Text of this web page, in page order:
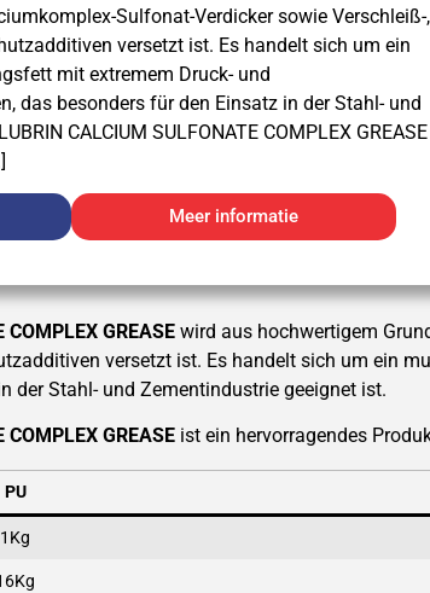
Sulfonat-Verdicker sowie Verschleiß-,
versetzt ist. Es handelt sich um ein
mit extremem Druck- und
das besonders für den Einsatz in der Stahl- und
CALCIUM SULFONATE COMPLEX
Meer informatie
GREASEwird aus hochwertigem
versetzt ist. Es handelt sich um ein
der Stahl- und Zementindustrie geeignet ist.
GREASEist ein hervorragendes
PU
1Kg